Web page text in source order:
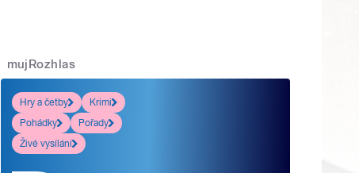
mujRozhlas
Hry a četby
Krimi
Pohádky
Pořady
Živé vysílání